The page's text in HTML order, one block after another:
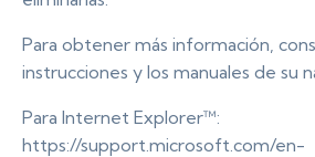
Para obtener más información,
instrucciones y los manuales de su
Para Internet Explorer™:
https://support.microsoft.com/en-